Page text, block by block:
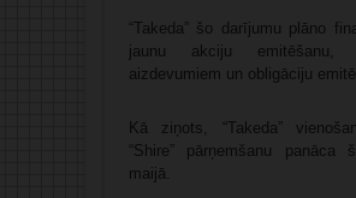
“Takeda” šo darījumu plāno
jaunu akciju emitēšanu,
aizdevumiem un obligāciju
Kā ziņots, “Takeda”
“Shire” pārņemšanu panāca
maijā.